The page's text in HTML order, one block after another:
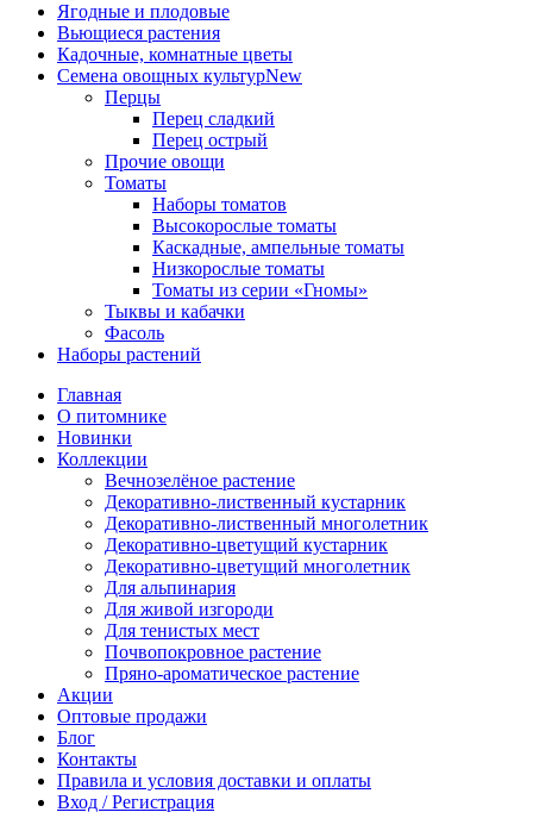
Ягодные и плодовые
Вьющиеся растения
Кадочные, комнатные цветы
Семена овощных культурNew
Перцы
Перец сладкий
Перец острый
Прочие овощи
Томаты
Наборы томатов
Высокорослые томаты
Каскадные, ампельные томаты
Низкорослые томаты
Томаты из серии «Гномы»
Тыквы и кабачки
Фасоль
Наборы растений
Главная
О питомнике
Новинки
Коллекции
Вечнозелёное растение
Декоративно-лиственный кустарник
Декоративно-лиственный многолетник
Декоративно-цветущий кустарник
Декоративно-цветущий многолетник
Для альпинария
Для живой изгороди
Для тенистых мест
Почвопокровное растение
Пряно-ароматическое растение
Акции
Оптовые продажи
Блог
Контакты
Правила и условия доставки и оплаты
Вход / Регистрация